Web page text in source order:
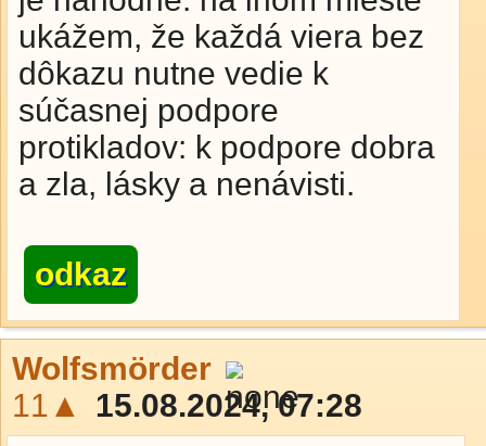
ukážem, že každá viera bez
dôkazu nutne vedie k
súčasnej podpore
protikladov: k podpore dobra
a zla, lásky a nenávisti.
odkaz
Wolfsmörder
11▲
15.08.2024, 07:28